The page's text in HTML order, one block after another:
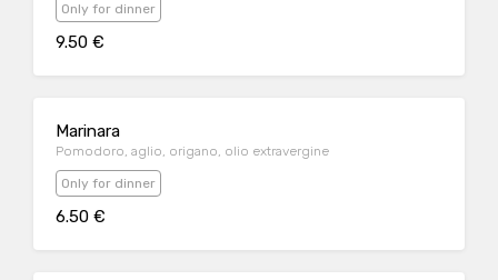
Only for dinner
9.50 €
Marinara
Pomodoro, aglio, origano, olio extravergine
Only for dinner
6.50 €